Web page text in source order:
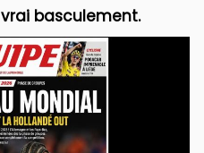
basculement.